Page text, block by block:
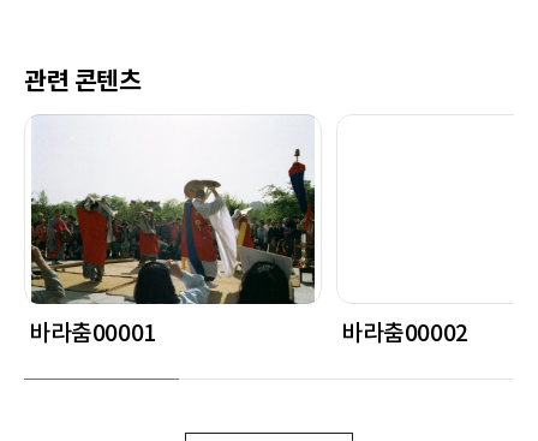
관련 콘텐츠
바라춤00001 바라춤00002